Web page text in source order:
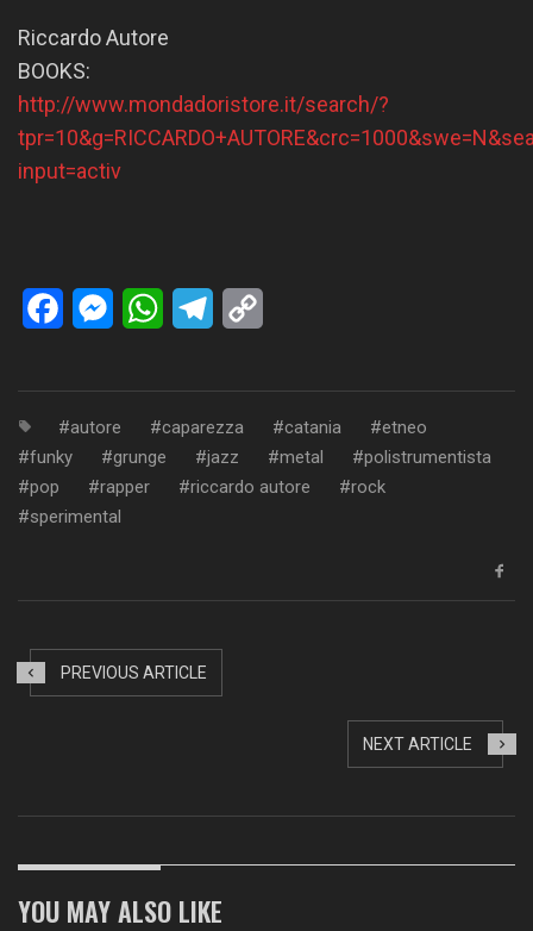
Riccardo Autore
BOOKS:
http://www.mondadoristore.it/search/?
input=activ
FacebookMessengerWhatsAppTelegram
autore caparezza catania
etneo
funky
grunge jazz metal
polistrumentista
pop
rapper riccardo autore
rock
sperimental
PREVIOUS ARTICLE
NEXT ARTICLE
YOU MAY ALSO LIKE